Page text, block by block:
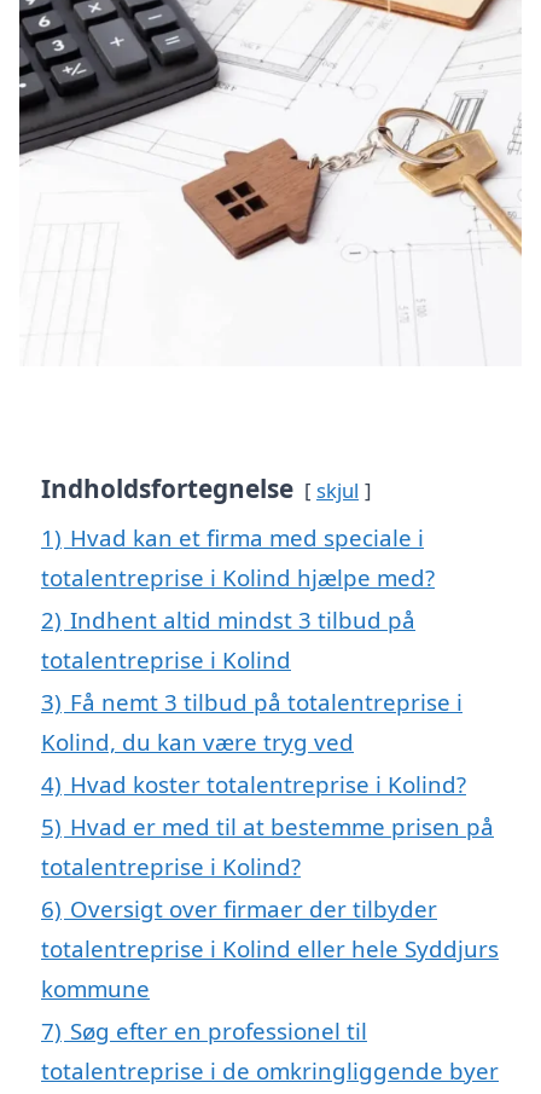
Indholdsfortegnelse skjul
1) Hvad kan et firma med speciale i
totalentreprise i Kolind hjælpe med?
2) Indhent altid mindst 3 tilbud på
totalentreprise i Kolind
3) Få nemt 3 tilbud på totalentreprise i
Kolind, du kan være tryg ved
4) Hvad koster totalentreprise i Kolind?
5) Hvad er med til at bestemme prisen på
totalentreprise i Kolind?
6) Oversigt over firmaer der tilbyder
totalentreprise i Kolind eller hele Syddjurs
kommune
7) Søg efter en professionel til
totalentreprise i de omkringliggende byer